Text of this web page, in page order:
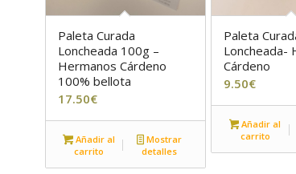
Paleta Curada
Loncheada 100g –
Hermanos Cárdeno
100% bellota
17.50€
Añadir al
carrito
Mostrar
detalles
Paleta
Loncheada-
Cárdeno
9.50€
Añadir al
carrito